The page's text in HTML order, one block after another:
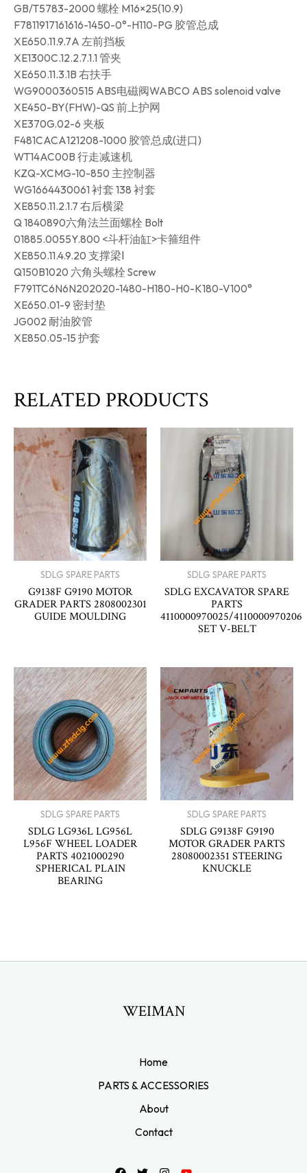
GB/T5783-2000 螺栓 M16×25(10.9)
F7811917161616-1450-0°-H110-PG 胶管总成
XE650.11.9.7A 左前挡板
XE1300C.12.2.7.1.1 管夹
XE650.11.3.1B 右扶手
WG9000360515 ABS电磁阀WABCO ABS solenoid valve
XE450-BY(FHW)-QS 前上护网
XE370G.02-6 夹板
F481CACA121208-1000 胶管总成(进口)
WT14AC00B 行走减速机
KZQ-XCMG-10-850 主控制器
WG1664430061 衬套 138 衬套
XE850.11.2.1.7 右后横梁
Q 1840890六角法兰面螺栓 Bolt
01885.0055Y.800 <斗杆油缸>卡箍组件
XE850.11.4.9.20 支撑梁Ⅰ
Q150B1020 六角头螺栓 Screw
F791TC6N6N202020-1480-H180-H0-K180-V100°
XE650.01-9 密封垫
JG002 耐油胶管
XE850.05-15 护套
RELATED PRODUCTS
SDLG SPARE PARTS
G9138F G9190 MOTOR
GRADER PARTS 2808002301
GUIDE MOULDING
SDLG SPARE PARTS
SDLG EXCAVATOR SPARE
PARTS
4110000970025/4110000970206
SET V-BELT
SDLG SPARE PARTS
SDLG LG936L LG956L
L956F WHEEL LOADER
PARTS 4021000290
SPHERICAL PLAIN
BEARING
SDLG SPARE PARTS
SDLG G9138F G9190
MOTOR GRADER PARTS
28080002351 STEERING
KNUCKLE
WEIMAN
Home
PARTS & ACCESSORIES
About
Contact